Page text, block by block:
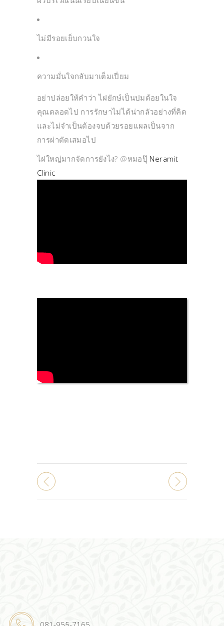
ไม่มีรอยเย็บกวนใจ
ความมั่นใจกลับมาเต็มเปี่ยม
อย่าปล่อยให้คำว่า ไฝยักษ์เป็นปมด้อยในใจ
คุณตลอดไป การรักษาไม่ได้น่ากลัวอย่างที่คิด
และไม่จำเป็นต้องจบด้วยรอยแผลเป็นจาก
การผ่าตัดเสมอไป
ไฝใหญ่มากจัดการยังไง? @หมอปุ๊ Neramit
Clinic